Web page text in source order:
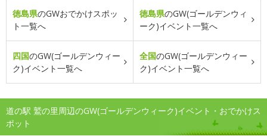
徳島県のGWおでかけスポッ
ト一覧へ
徳島県のGW(ゴールデンウィ
ーク)イベント一覧へ
四国のGW(ゴールデンウィー
ク)イベント一覧へ
全国のGW(ゴールデンウィー
ク)イベント一覧へ
道の駅 鷲の里周辺のGW(ゴールデンウィーク)イベント・おでかけス
ポット